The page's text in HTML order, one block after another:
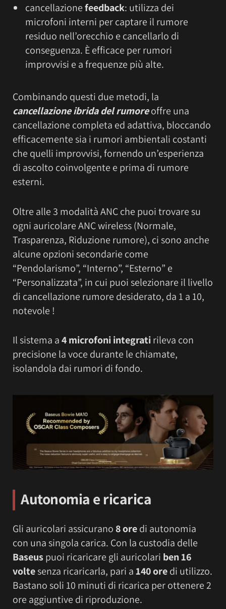
cancellazionefeedback: utilizza dei
microfoni interni per captare il rumore
residuo nell’orecchio e cancellarlo di
conseguenza. È efficace per rumori
improvvisi e a frequenze più alte.
Combinando questi due metodi, la
cancellazione ibrida del rumoreoffre una
cancellazione completa ed adattiva, bloccando
efficacemente sia i rumori ambientali costanti
che quelli improvvisi, fornendo un’esperienza
di ascolto coinvolgente e prima di rumore
esterni.
Oltre alle 3 modalità ANC che puoi trovare su
ogni auricolare ANC wireless (Normale,
Trasparenza, Riduzione rumore), ci sono anche
alcune opzioni secondarie come
“Pendolarismo”, “Interno”, “Esterno” e
“Personalizzata”, in cui puoi selezionare il livello
di cancellazione rumore desiderato, da 1 a 10,
notevole !
Il sistema a4 microfoni integratirileva con
precisione la voce durante le chiamate,
isolandola dai rumori di fondo.
Autonomia e ricarica
Gli auricolari assicurano 8 oredi autonomia
con una singola carica. Con la custodia delle
Baseuspuoi ricaricare gli auricolari ben 16
voltesenza ricaricarla, pari a140 oredi utilizzo.
Bastano soli 10 minuti di ricarica per ottenere 2
ore aggiuntive di riproduzione.